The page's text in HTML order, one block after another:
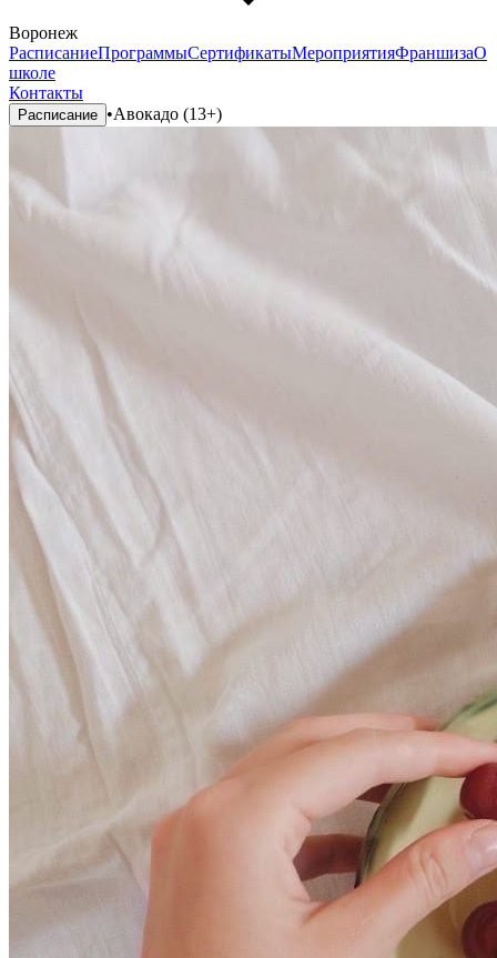
Воронеж
РасписаниеПрограммыСертификатыМероприятияФраншизаО
школе
Контакты
Расписание •Авокадо (13+)